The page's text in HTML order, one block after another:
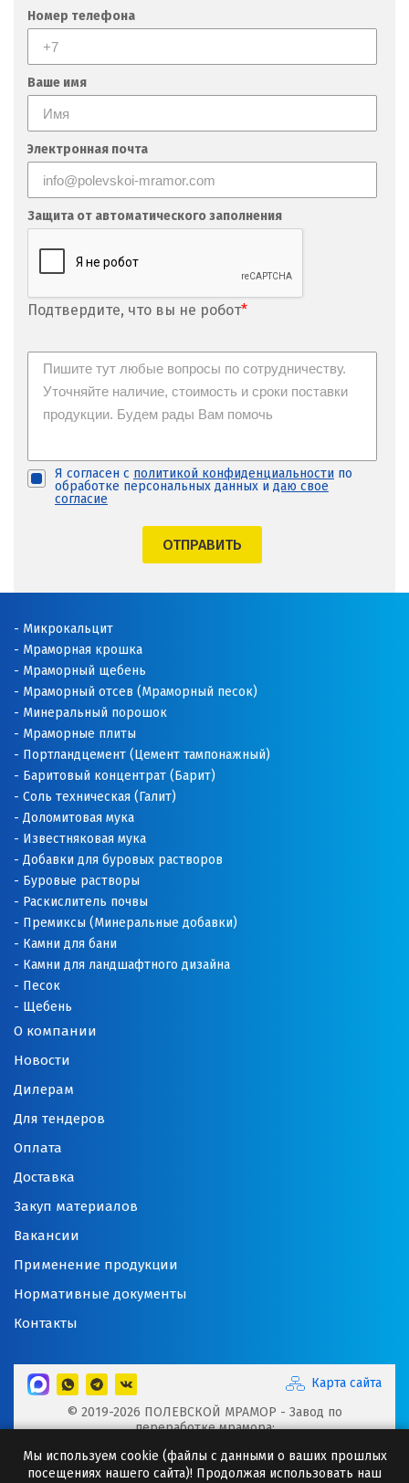
Номер телефона
Ваше имя
Электронная почта
Защита от автоматического заполнения
Подтвердите, что вы не робот*
Я согласен с политикой конфиденциальности по
обработке персональных данных и даю свое
согласие
ОТПРАВИТЬ
О компании
Новости
Дилерам
Для тендеров
Оплата
Доставка
Закуп материалов
Вакансии
Применение продукции
Нормативные документы
Контакты
Микрокальцит
Мраморная крошка
Мраморный щебень
Мраморный отсев (Мраморный песок)
Минеральный порошок
Мраморные плиты
Портландцемент (Цемент тампонажный)
Баритовый концентрат (Барит)
Соль техническая (Галит)
Доломитовая мука
Известняковая мука
Добавки для буровых растворов
Буровые растворы
Раскислитель почвы
Премиксы (Минеральные добавки)
Камни для бани
Камни для ландшафтного дизайна
Песок
Щебень
Карта сайта
© 2019-2026 ПОЛЕВСКОЙ МРАМОР - Завод по
переработке мрамора:
Минеральные порошки, Добавки для буровых растворов
Мы используем cookie (файлы с данными о ваших прошлых
посещениях нашего сайта)! Продолжая использовать наш